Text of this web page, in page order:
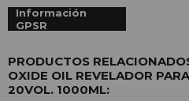
Información
GPSR
PRODUCTOS
OXIDE OIL REVELADOR
20VOL. 1000ML: